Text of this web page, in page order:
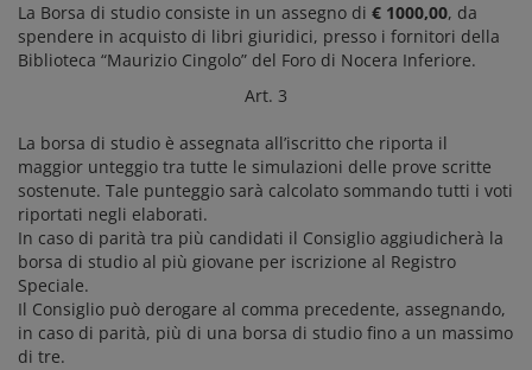
La Borsa di studio consiste in un assegno di € 1000,00, da
spendere in acquisto di libri giuridici, presso i fornitori della
Biblioteca “Maurizio Cingolo” del Foro di Nocera Inferiore.
Art. 3
La borsa di studio è assegnata all’iscritto che riporta il
maggior unteggio tra tutte le simulazioni delle prove scritte
sostenute. Tale punteggio sarà calcolato sommando tutti i voti
riportati negli elaborati.
In caso di parità tra più candidati il Consiglio aggiudicherà la
borsa di studio al più giovane per iscrizione al Registro
Speciale.
Il Consiglio può derogare al comma precedente, assegnando,
in caso di parità, più di una borsa di studio fino a un massimo
di tre.